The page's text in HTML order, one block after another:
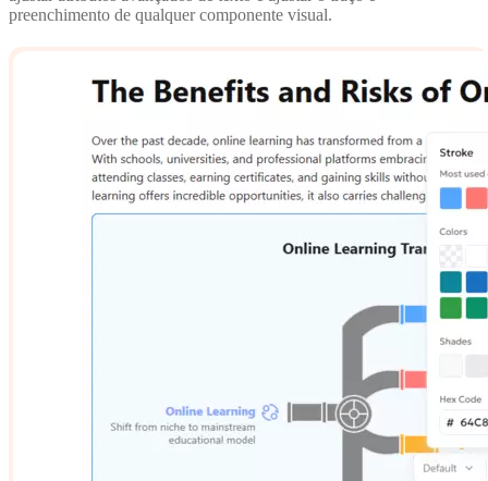
preenchimento de qualquer componente visual.